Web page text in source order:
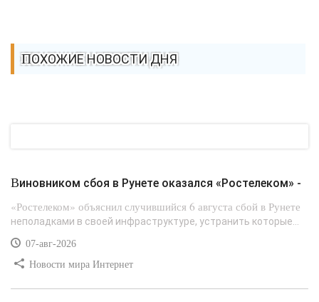
ПОХОЖИЕ НОВОСТИ ДНЯ
Виновником сбоя в Рунете оказался «Ростелеком» -
«Ростелеком» объяснил случившийся 6 августа сбой в Рунете
неполадками в своей инфраструктуре, устранить которые...
07-авг-2026
Новости мира Интернет